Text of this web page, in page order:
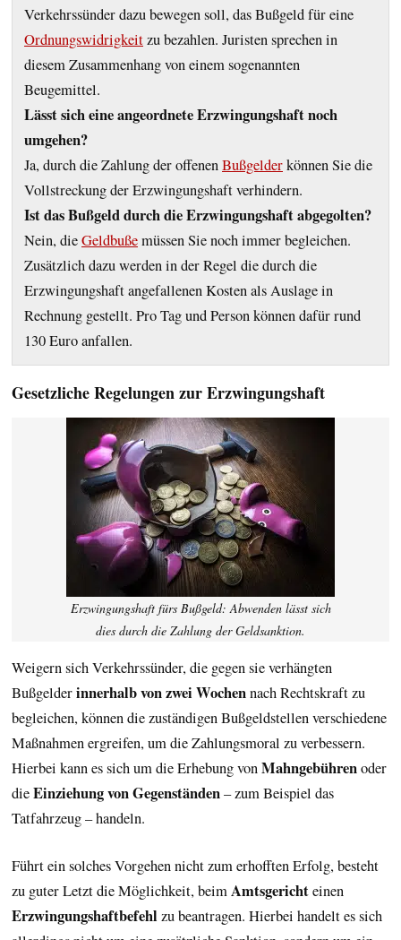
Verkehrssünder dazu bewegen soll, das Bußgeld für eine
Ordnungswidrigkeitzu bezahlen. Juristen sprechen in
diesem Zusammenhang von einem sogenannten
Beugemittel.
Lässt sich eine angeordnete Erzwingungshaft noch
umgehen?
Ja, durch die Zahlung der offenenBußgelderkönnen Sie die
Vollstreckung der Erzwingungshaft verhindern.
Ist das Bußgeld durch die Erzwingungshaft abgegolten?
Nein, dieGeldbußemüssen Sie noch immer begleichen.
Zusätzlich dazu werden in der Regel die durch die
Erzwingungshaft angefallenen Kosten als Auslage in
Rechnung gestellt. Pro Tag und Person können dafür rund
130 Euro anfallen.
Gesetzliche Regelungen zur Erzwingungshaft
Erzwingungshaft fürs Bußgeld: Abwenden lässt sich
dies durch die Zahlung der Geldsanktion.
Weigern sich Verkehrssünder, die gegen sie verhängten
Bußgelderinnerhalb von zwei Wochennach Rechtskraft zu
begleichen, können die zuständigen Bußgeldstellen verschiedene
Maßnahmen ergreifen, um die Zahlungsmoral zu verbessern.
Hierbei kann es sich um die Erhebung vonMahngebührenoder
dieEinziehung von Gegenständen– zum Beispiel das
Tatfahrzeug – handeln.
Führt ein solches Vorgehen nicht zum erhofften Erfolg, besteht
zu guter Letzt die Möglichkeit, beimAmtsgerichteinen
Erzwingungshaftbefehl zu beantragen. Hierbei handelt es sich